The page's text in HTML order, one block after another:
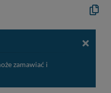
Kopiuj
zamawiać i